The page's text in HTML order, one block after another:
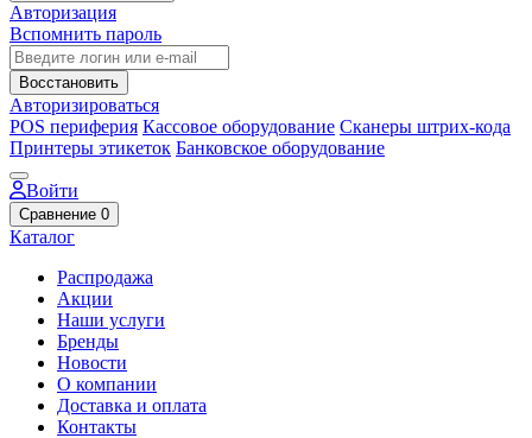
Авторизация
Вспомнить пароль
Восстановить
Авторизироваться
POS периферия Кассовое оборудование Сканеры штрих-кода
Принтеры этикеток Банковское оборудование
Войти
Сравнение 0
Каталог
Распродажа
Акции
Наши услуги
Бренды
Новости
О компании
Доставка и оплата
Контакты